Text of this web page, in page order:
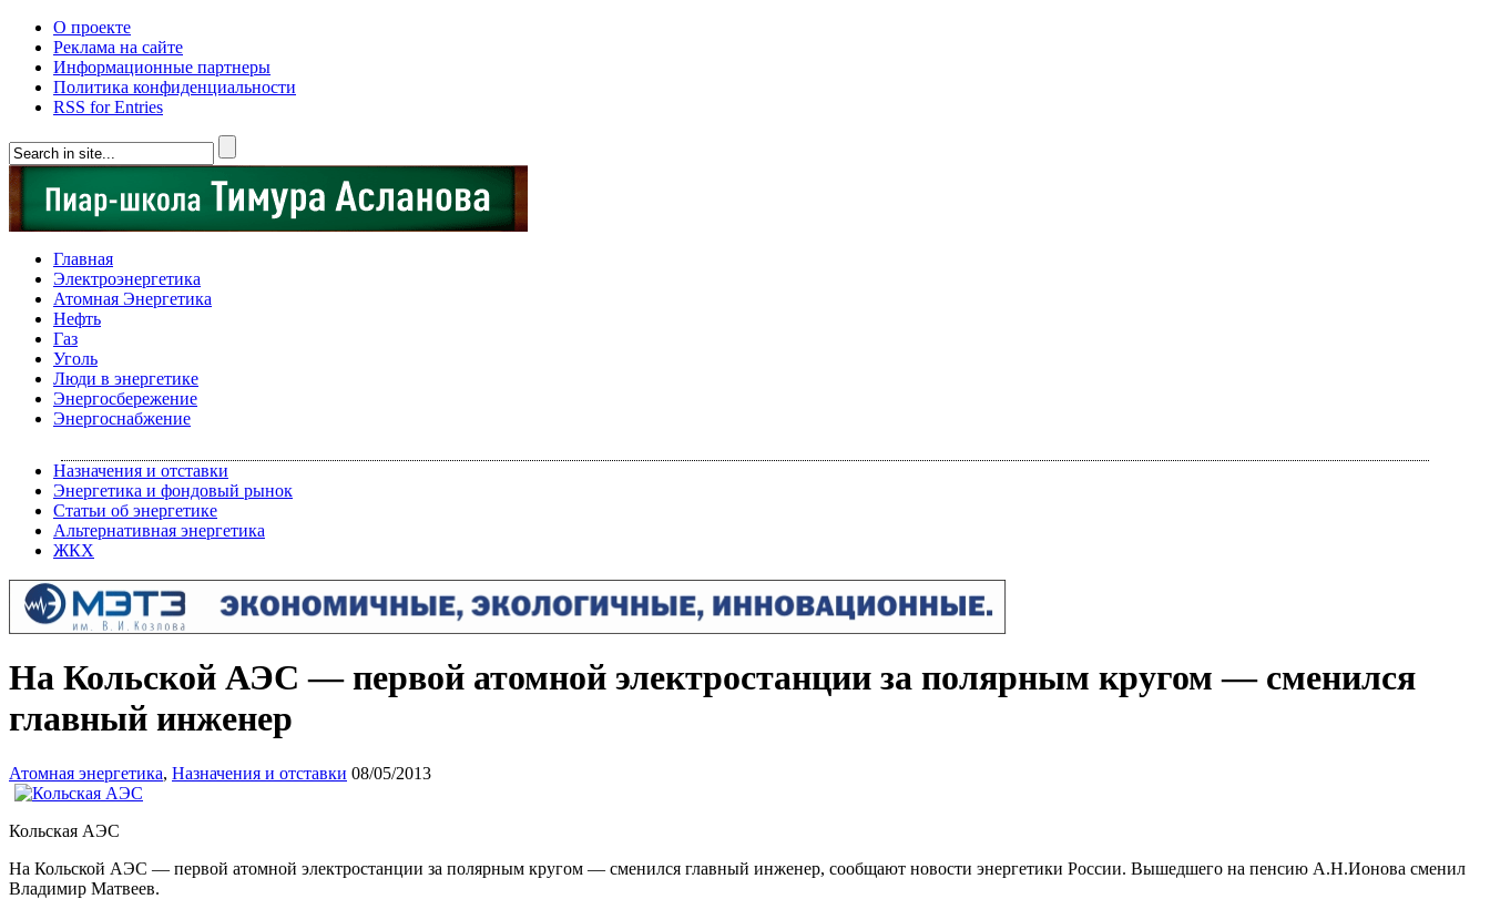
О проекте
Реклама на сайте
Информационные партнеры
Политика конфиденциальности
RSS for Entries
Главная
Электроэнергетика
Атомная Энергетика
Нефть
Газ
Уголь
Люди в энергетике
Энергосбережение
Энергоснабжение
Назначения и отставки
Энергетика и фондовый рынок
Статьи об энергетике
Альтернативная энергетика
ЖКХ
На Кольской АЭС — первой атомной электростанции за полярным кругом — сменился
главный инженер
Атомная энергетика, Назначения и отставки 08/05/2013
Кольская АЭС
На Кольской АЭС — первой атомной электростанции за полярным кругом — сменился главный инженер, сообщают новости энергетики России. Вышедшего на пенсию А.Н.Ионова сменил
Владимир Матвеев.